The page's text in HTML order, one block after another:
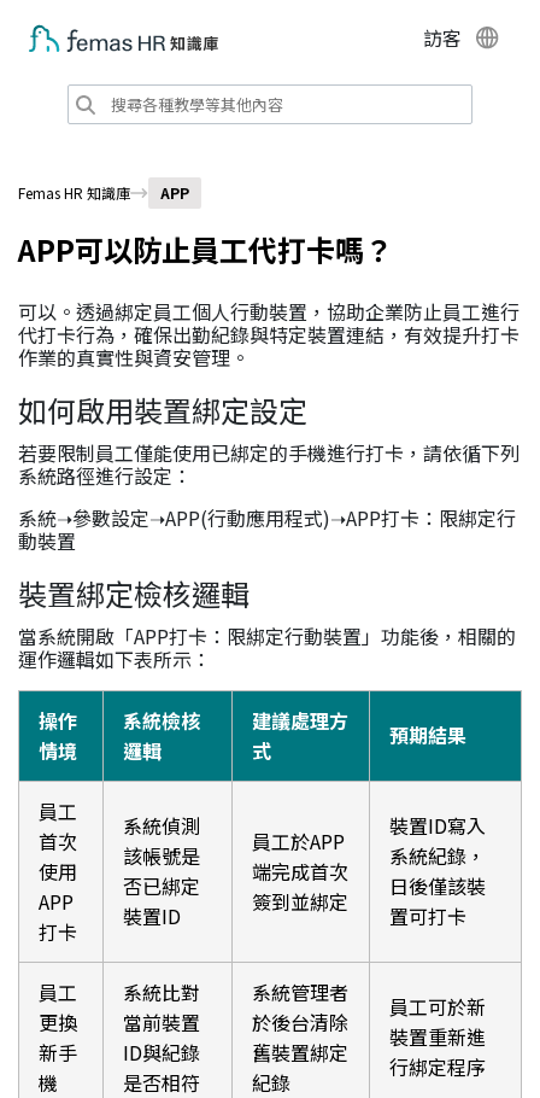
訪客
Femas HR 知識庫 APP
APP可以防止員工代打卡嗎？
可以。透過綁定員工個人行動裝置，協助企業防止員工進行
代打卡行為，確保出勤紀錄與特定裝置連結，有效提升打卡
作業的真實性與資安管理。
如何啟用裝置綁定設定
若要限制員工僅能使用已綁定的手機進行打卡，請依循下列
系統路徑進行設定：
系統➝參數設定➝APP(行動應用程式)➝APP打卡：限綁定行
動裝置
裝置綁定檢核邏輯
當系統開啟「APP打卡：限綁定行動裝置」功能後，相關的
運作邏輯如下表所示：
操作
情境
系統檢核
邏輯
建議處理方
式
預期結果
員工
首次
使用
APP
打卡
系統偵測
該帳號是
否已綁定
裝置ID
員工於APP
端完成首次
簽到並綁定
裝置ID寫入
系統紀錄，
日後僅該裝
置可打卡
員工
更換
新手
機
系統比對
當前裝置
ID與紀錄
是否相符
系統管理者
於後台清除
舊裝置綁定
紀錄
員工可於新
裝置重新進
行綁定程序